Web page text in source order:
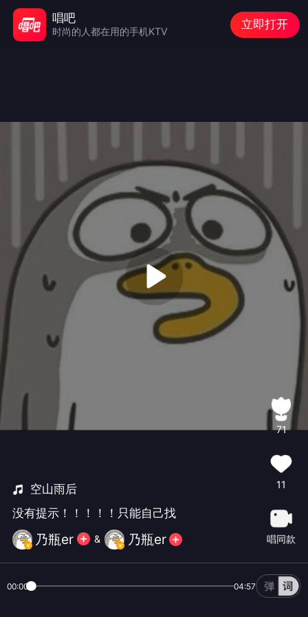
空山雨后
没有提示！！！！！只能自己找
乃瓶er & 乃瓶er
71
11
唱同款
00:00 04:57
唱吧
时尚的人都在用的手机KTV
立即打开